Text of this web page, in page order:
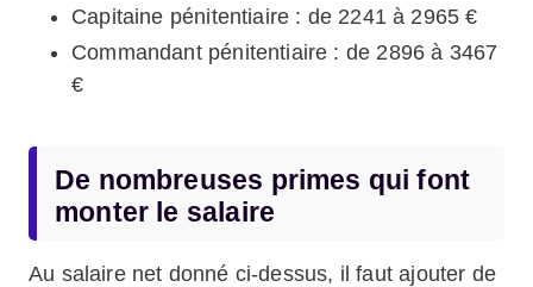
Capitaine pénitentiaire : de 2241 à 2965 €
Commandant pénitentiaire : de 2896 à 3467
€
De nombreuses primes qui font
monter le salaire
Au salaire net donné ci-dessus, il faut ajouter de